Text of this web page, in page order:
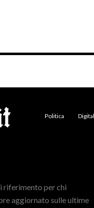
Politica
riferimento per chi
aggiornato sulle ultime